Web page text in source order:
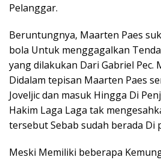
Pelanggar.
Beruntungnya, Maarten Paes
bola Untuk menggagalkan
yang dilakukan Dari Gabriel Pec.
Didalam tepisan Maarten Paes
Joveljic dan masuk Hingga Di
Hakim Laga Laga tak
tersebut Sebab sudah berada Di
Meski Memiliki beberapa